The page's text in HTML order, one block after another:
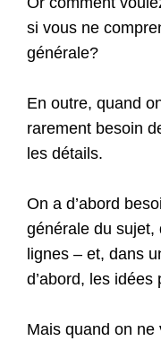
si vous ne
générale?
En outre, quand
rarement besoin
les détails.
On a d’abord
générale du sujet,
lignes – et, dans
d’abord, les idées
Mais quand on